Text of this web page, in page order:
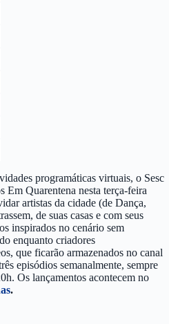
programáticas virtuais, o Sesc
Em Quarentena nesta terça-feira
artistas da cidade (de Dança,
de suas casas e com seus
inspirados no cenário sem
enquanto criadores
que ficarão armazenados no canal
episódios semanalmente, sempre
Os lançamentos acontecem no
.